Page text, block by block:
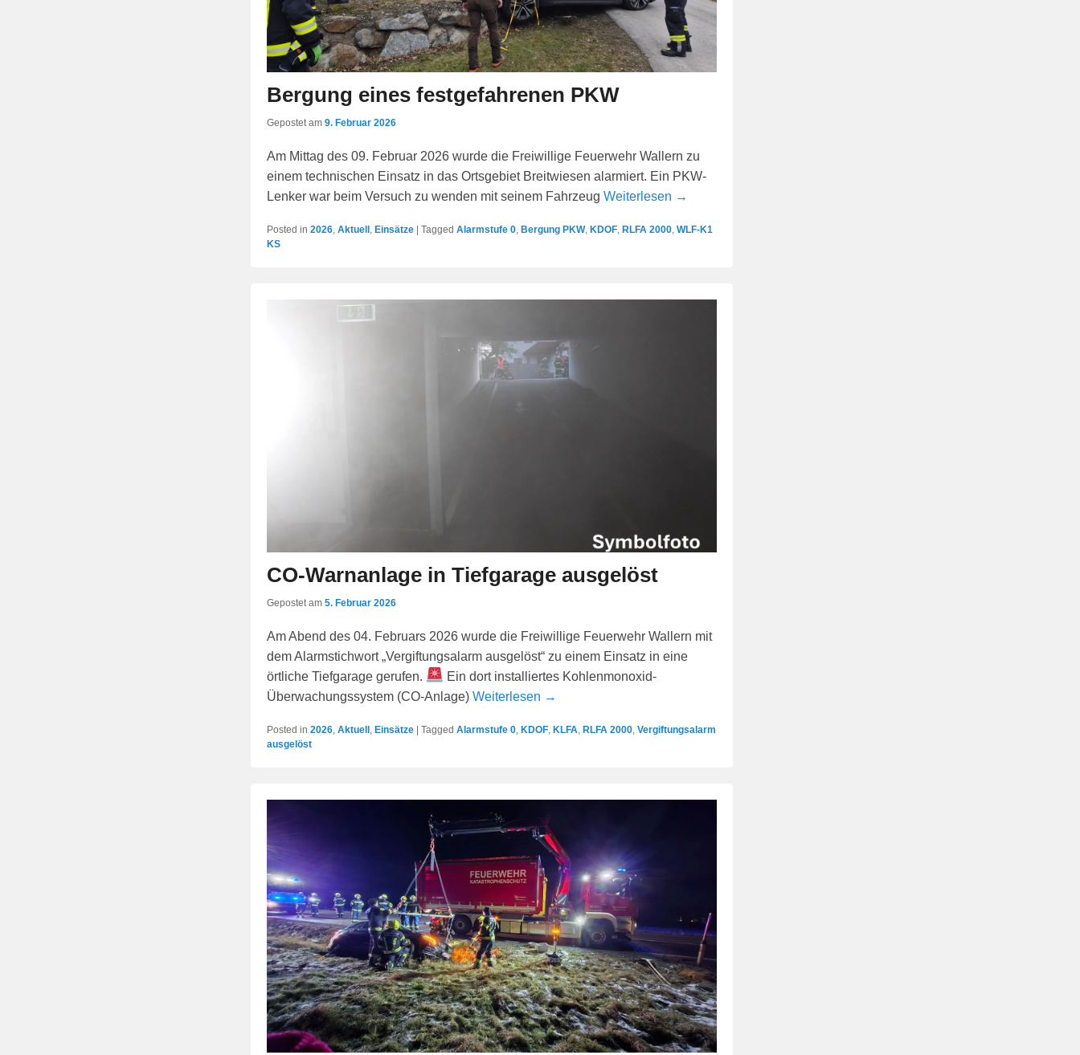
Bergung eines festgefahrenen PKW
Gepostet am 9. Februar 2026
Am Mittag des 09. Februar 2026 wurde die Freiwillige Feuerwehr Wallern zu
einem technischen Einsatz in das Ortsgebiet Breitwiesen alarmiert. Ein PKW-
Lenker war beim Versuch zu wenden mit seinem Fahrzeug Weiterlesen →
Posted in 2026, Aktuell, Einsätze | Tagged Alarmstufe 0, Bergung PKW, KDOF, RLFA 2000, WLF-K1
KS
CO-Warnanlage in Tiefgarage ausgelöst
Gepostet am 5. Februar 2026
Am Abend des 04. Februars 2026 wurde die Freiwillige Feuerwehr Wallern mit
dem Alarmstichwort „Vergiftungsalarm ausgelöst“ zu einem Einsatz in eine
örtliche Tiefgarage gerufen.
Ein dort installiertes Kohlenmonoxid-
Überwachungssystem (CO-Anlage) Weiterlesen →
Posted in 2026, Aktuell, Einsätze | Tagged Alarmstufe 0, KDOF, KLFA, RLFA 2000, Vergiftungsalarm
ausgelöst